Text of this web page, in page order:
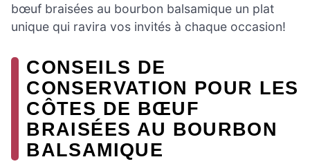
bœuf braisées au bourbon balsamique un plat
unique qui ravira vos invités à chaque occasion!
CONSEILS DE
CONSERVATION POUR LES
CÔTES DE BŒUF
BRAISÉES AU BOURBON
BALSAMIQUE